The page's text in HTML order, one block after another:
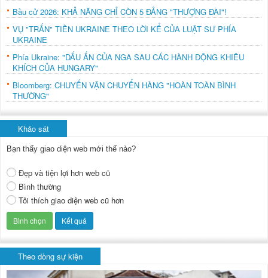
Bầu cử 2026: KHẢ NĂNG CHỈ CÒN 5 ĐẢNG "THƯỢNG ĐÀI"!
VỤ "TRẤN" TIỀN UKRAINE THEO LỜI KỂ CỦA LUẬT SƯ PHÍA
UKRAINE
Phía Ukraine: "DẤU ẤN CỦA NGA SAU CÁC HÀNH ĐỘNG KHIÊU
KHÍCH CỦA HUNGARY"
Bloomberg: CHUYẾN VẬN CHUYỂN HÀNG "HOÀN TOÀN BÌNH
THƯỜNG"
Khảo sát
Bạn thấy giao diện web mới thế nào?
Đẹp và tiện lợi hơn web cũ
Bình thường
Tôi thích giao diện web cũ hơn
Theo dòng sự kiện